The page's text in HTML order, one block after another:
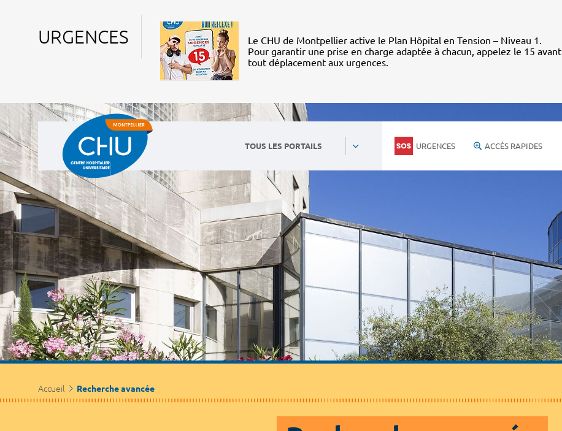
URGENCES
Le CHU de Montpellier active le Plan Hôpital en Tension – Niveau 1.
Pour garantir une prise en charge adaptée à chacun, appelez le 15 avant
tout déplacement aux urgences.
TOUS LES PORTAILS URGENCES ACCÈS RAPIDES
Accueil Recherche avancée